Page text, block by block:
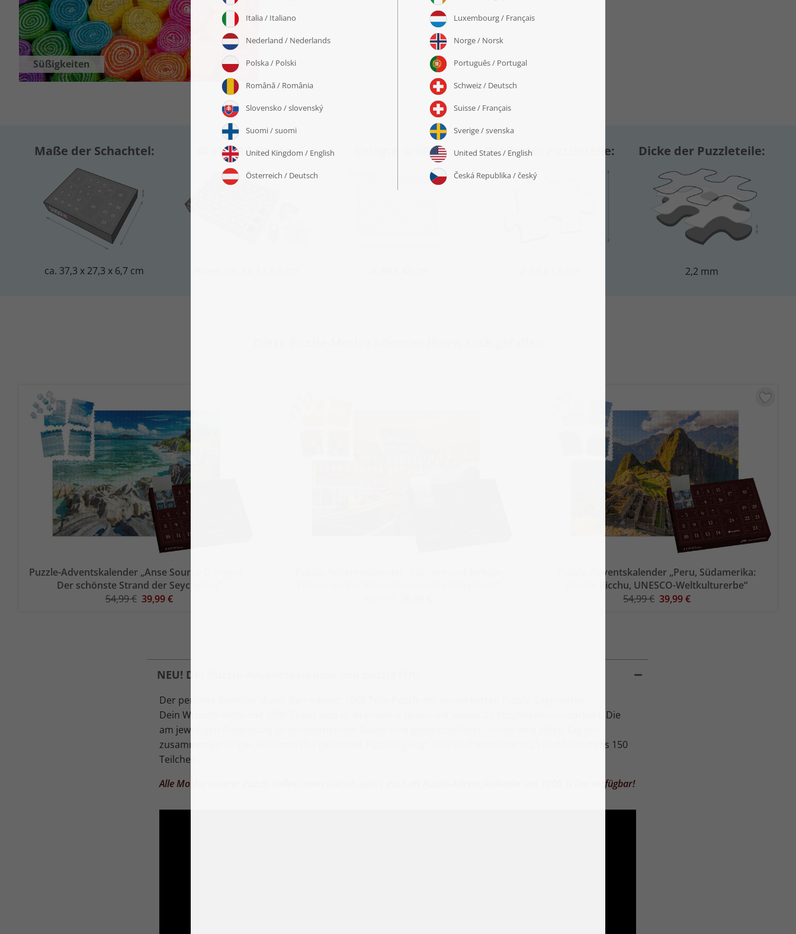
Süßigkeiten
Maße der Schachtel:
ca. 37,3 x 27,3 x 6,7 cm
40 SMART-Boxen: Gelegte Größe: Größe der Puzzleteile: Dicke der Puzzleteile:
2,2 mm
Puzzle-Adventskalender „Anse Source D'Argent -
Der schönste Strand der Seychellen“
54,99 € 39,99 €
Puzzle-Adventskalender „Peru, Südamerika:
Machu Picchu, UNESCO-Weltkulturerbe“
54,99 € 39,99 €
NEU! Der Puzzle-Adventskalender von puzzleYOU
Der perfekte Begleiter durch den Advent: 1000 Teile Puzzle mit vorsortierten Puzzle-Segmenten.
Dein Wunsch-Motiv mit 1000 Teilen wird in 40 einzelne Boxen mit jeweils 25 Puzzleteilen vorsortiert. Die
am jeweiligen Adventstag zu entnehmenden Boxen sind gekennzeichnet - somit wird jeden Tag ein
zusammengehöriger Abschnitt des gesamten Puzzles gelegt. Das sind mindestens 25 und höchstens 150
Teilchen.
Alle Motive unserer Puzzle-Kollektionen sind ab sofort auch als Puzzle-Adventskalender mit 1000 Teilen verfügbar!